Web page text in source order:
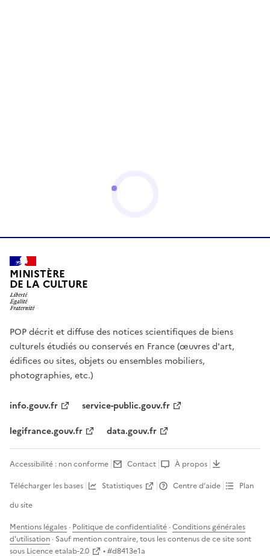
MINISTÈRE
DE LA CULTURE
POP décrit et diffuse des notices scientifiques de biens
culturels étudiés ou conservés en France (œuvres d'art,
édifices ou sites, objets ou ensembles mobiliers,
photographies, etc.)
info.gouv.fr
service-public.gouv.fr
legifrance.gouv.fr
data.gouv.fr
Accessibilité : non conforme Contact
À propos
Télécharger les bases
Statistiques Centre d’aide
Plan
du site
Mentions légales · Politique de confidentialité ·Conditions générales
d'utilisation · Sauf mention contraire, tous les contenus de ce site sont
sous Licence etalab-2.0 • #d8413e1a